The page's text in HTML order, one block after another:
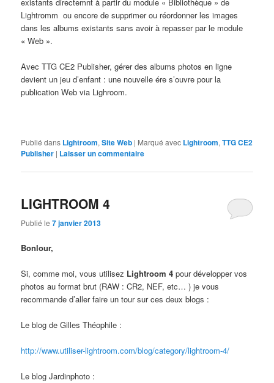
Lightromm ou encore de supprimer ou réordonner les images
dans les albums existants sans avoir à repasser par le module
« Web ».
Avec TTG CE2 Publisher, gérer des albums photos en ligne
devient un jeu d’enfant : une nouvelle ére s’ouvre pour la
publication Web via Lighroom.
Publié dans Lightroom,Site Web | Marqué avec Lightroom,TTG CE2
Publisher | Laisser un commentaire
LIGHTROOM 4
Publié le7 janvier 2013
Bonlour,
Si, comme moi, vous utilisez Lightroom 4 pour développer vos
photos au format brut (RAW : CR2, NEF, etc… ) je vous
recommande d’aller faire un tour sur ces deux blogs :
Le blog de Gilles Théophile :
http://www.utiliser-lightroom.com/blog/category/lightroom-4/
Le blog Jardinphoto :